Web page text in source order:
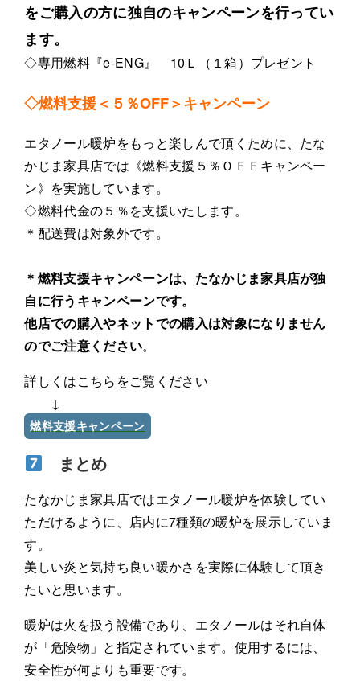
をご購入の方に独自のキャンペーンを行ってい
ます。
◇専用燃料『e-ENG』 10Ｌ（１箱）プレゼント
◇燃料支援＜５％OFF＞キャンペーン
エタノール暖炉をもっと楽しんで頂くために、たな
かじま家具店では《燃料支援５％ＯＦＦキャンペー
ン》を実施しています。
◇燃料代金の５％を支援いたします。
＊配送費は対象外です。
＊燃料支援キャンペーンは、たなかじま家具店が独
自に行うキャンペーンです。
他店での購入やネットでの購入は対象になりません
のでご注意ください。
詳しくはこちらをご覧ください
↓
燃料支援キャンペーン
まとめ
たなかじま家具店ではエタノール暖炉を体験してい
ただけるように、店内に7種類の暖炉を展示していま
す。
美しい炎と気持ち良い暖かさを実際に体験して頂き
たいと思います。
暖炉は火を扱う設備であり、エタノールはそれ自体
が「危険物」と指定されています。使用するには、
安全性が何よりも重要です。